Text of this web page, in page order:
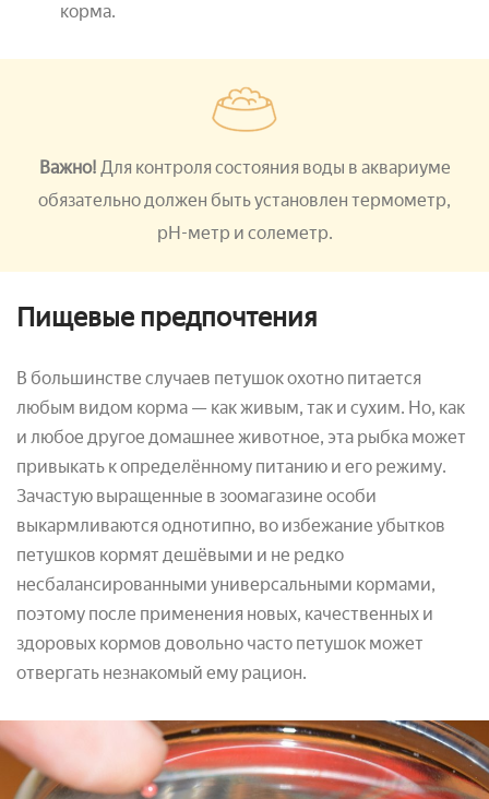
корма.
Важно! Для контроля состояния воды в аквариуме
обязательно должен быть установлен термометр,
рН-метр и солеметр.
Пищевые предпочтения
В большинстве случаев петушок охотно питается
любым видом корма — как живым, так и сухим. Но, как
и любое другое домашнее животное, эта рыбка может
привыкать к определённому питанию и его режиму.
Зачастую выращенные в зоомагазине особи
выкармливаются однотипно, во избежание убытков
петушков кормят дешёвыми и не редко
несбалансированными универсальными кормами,
поэтому после применения новых, качественных и
здоровых кормов довольно часто петушок может
отвергать незнакомый ему рацион.